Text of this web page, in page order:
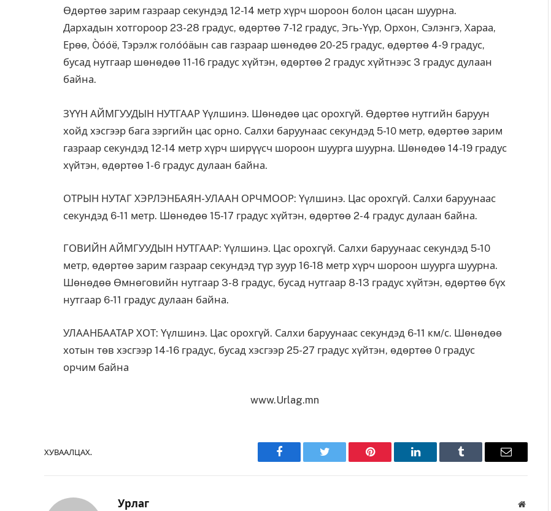
Өдөртөө зарим газраар секундэд 12-14 метр хүрч шороон болон цасан шуурна.
Дархадын хотгороор 23-28 градус, өдөртөө 7-12 градус, Эгь-Үүр, Орхон, Сэлэнгэ, Хараа,
Ерөө, Òóóë, Тэрэлж голóóäын сав газраар шөнөдөө 20-25 градус, өдөртөө 4-9 градус,
бусад нутгаар шөнөдөө 11-16 градус хүйтэн, өдөртөө 2 градус хүйтнээс 3 градус дулаан
байна.
ЗҮҮН АЙМГУУДЫН НУТГААР Үүлшинэ. Шөнөдөө цас орохгүй. Өдөртөө нутгийн баруун
хойд хэсгээр бага зэргийн цас орно. Салхи баруунаас секундэд 5-10 метр, өдөртөө зарим
газраар секундэд 12-14 метр хүрч ширүүсч шороон шуурга шуурна. Шөнөдөө 14-19 градус
хүйтэн, өдөртөө 1-6 градус дулаан байна.
ОТРЫН НУТАГ ХЭРЛЭНБАЯН-УЛААН ОРЧМООР: Үүлшинэ. Цас орохгүй. Салхи баруунаас
секундэд 6-11 метр. Шөнөдөө 15-17 градус хүйтэн, өдөртөө 2-4 градус дулаан байна.
ГОВИЙН АЙМГУУДЫН НУТГААР: Үүлшинэ. Цас орохгүй. Салхи баруунаас секундэд 5-10
метр, өдөртөө зарим газраар секундэд түр зуур 16-18 метр хүрч шороон шуурга шуурна.
Шөнөдөө Өмнөговийн нутгаар 3-8 градус, бусад нутгаар 8-13 градус хүйтэн, өдөртөө бүх
нутгаар 6-11 градус дулаан байна.
УЛААНБААТАР ХОТ: Үүлшинэ. Цас орохгүй. Салхи баруунаас секундэд 6-11 км/с. Шөнөдөө
хотын төв хэсгээр 14-16 градус, бусад хэсгээр 25-27 градус хүйтэн, өдөртөө 0 градус
орчим байна
www.Urlag.mn
ХУВААЛЦАХ.
Facebook Twitter Pinterest LinkedIn Tumblr Имэйл
Урлаг Вэбсайт